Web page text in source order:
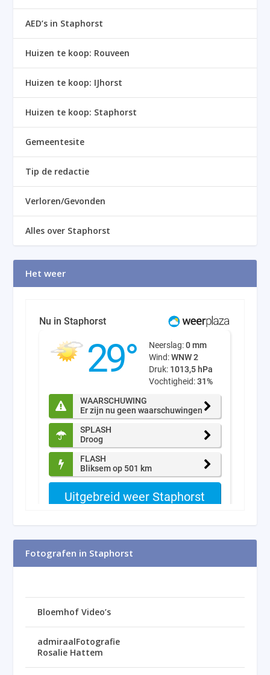
AED’s in Staphorst
Huizen te koop: Rouveen
Huizen te koop: IJhorst
Huizen te koop: Staphorst
Gemeentesite
Tip de redactie
Verloren/Gevonden
Alles over Staphorst
Het weer
Fotografen in Staphorst
Bloemhof Video’s
admiraalFotografie
Rosalie Hattem